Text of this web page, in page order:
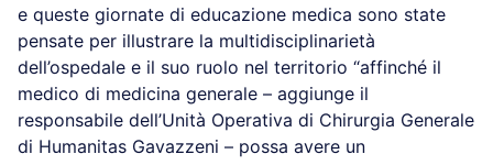
e queste giornate di educazione medica sono state
pensate per illustrare la multidisciplinarietà
dell’ospedale e il suo ruolo nel territorio “affinché il
medico di medicina generale – aggiunge il
responsabile dell’Unità Operativa di Chirurgia Generale
di Humanitas Gavazzeni – possa avere un